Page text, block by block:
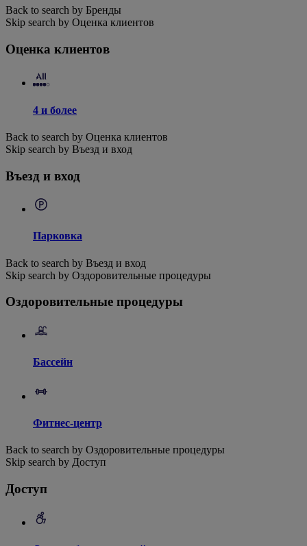
Back to search by Бренды
Skip search by Оценка клиентов
Оценка клиентов
4 и более
Back to search by Оценка клиентов
Skip search by Въезд и вход
Въезд и вход
Парковка
Back to search by Въезд и вход
Skip search by Оздоровительные процедуры
Оздоровительные процедуры
Бассейн
Фитнес-центр
Back to search by Оздоровительные процедуры
Skip search by Доступ
Доступ